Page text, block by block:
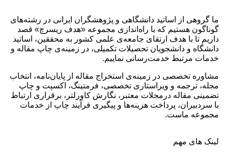
ما گروهی از اساتید دانشگاهی و پژوهشگران ایرانی در رشته‌های
گوناگون هستیم که با راه‌اندازی مجموعه «هدف ریسرچ» قصد
داریم تا با هدف ارتقای جامعه‌ی علمی کشور به محققین، اساتید
دانشگاه و دانشجویان تحصیلات تکمیلی، در زمینه‌ی چاپ مقاله و
خدمات مرتبط خدمت‌رسانی نماییم.
مشاوره تخصصی در زمینه‌ی استخراج مقاله از پایان‌نامه، انتخاب
مجله، ترجمه و ویراستاری تخصصی، فرمتینگ، اکسپت و چاپ
تضمینی مقاله درمجلات معتبر، نگارش کاورلتر، برقراری ارتباط
با سردبیران، پرداخت هزینه‌ها و پیگیری فرآیند چاپ از خدمات
مجموعه ماست.
لینک های مهم